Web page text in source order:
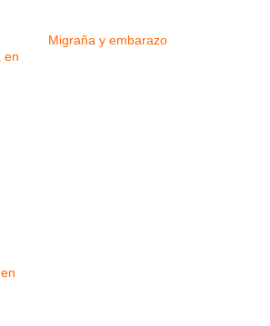
en
Migraña y embarazo